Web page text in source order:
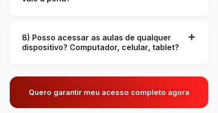
8) Posso acessar as aulas de qualquer
dispositivo? Computador, celular, tablet?
Quero garantir meu acesso completo agora